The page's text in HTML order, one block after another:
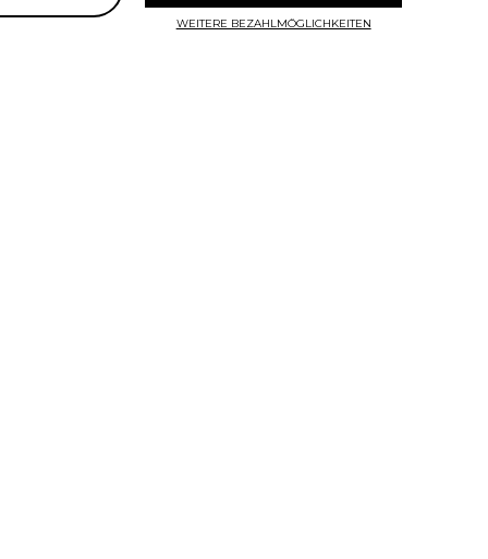
WEITERE BEZAHLMÖGLICHKEITEN